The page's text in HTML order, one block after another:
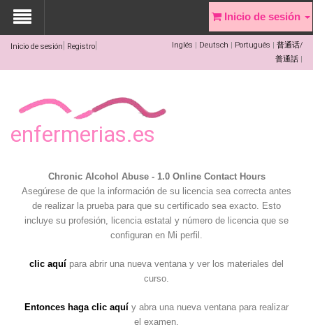
Inicio de sesión Registro Inglés Deutsch Português
普通话/
普通話
enfermerias.es
Inicio de sesión
Chronic Alcohol Abuse - 1.0 Online Contact Hours
Asegúrese de que la información de su licencia sea correcta antes
de realizar la prueba para que su certificado sea exacto. Esto
incluye su profesión, licencia estatal y número de licencia que se
configuran en Mi perfil.
clic aquí para abrir una nueva ventana y ver los materiales del
curso.
Entonces haga clic aquí y abra una nueva ventana para realizar
el examen.